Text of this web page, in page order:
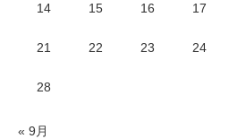
14 15 16 17
21 22 23 24
28
« 9月